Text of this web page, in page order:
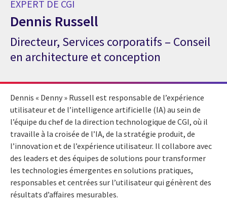
EXPERT DE CGI
Dennis Russell
Expert de CGI Dennis Russell
Directeur, Services corporatifs – Conseil
en architecture et conception
Dennis « Denny » Russell est responsable de l’expérience
utilisateur et de l’intelligence artificielle (IA) au sein de
l’équipe du chef de la direction technologique de CGI, où il
travaille à la croisée de l’IA, de la stratégie produit, de
l’innovation et de l’expérience utilisateur. Il collabore avec
des leaders et des équipes de solutions pour transformer
les technologies émergentes en solutions pratiques,
responsables et centrées sur l’utilisateur qui génèrent des
résultats d’affaires mesurables.